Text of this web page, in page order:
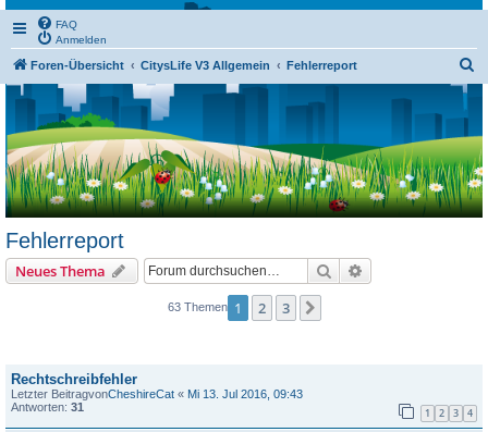
FAQ
Anmelden
Foren-Übersicht CitysLife V3 Allgemein Fehlerreport
h
e
Fehlerreport
Neues Thema Suche
63 Themen 1 2 3
Rechtschreibfehler
Letzter BeitragvonCheshireCat « Mi 13. Jul 2016, 09:43
Antworten: 31 1 2 3 4